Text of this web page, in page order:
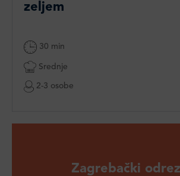
zeljem
30 min
Srednje
2-3 osobe
Zagrebački